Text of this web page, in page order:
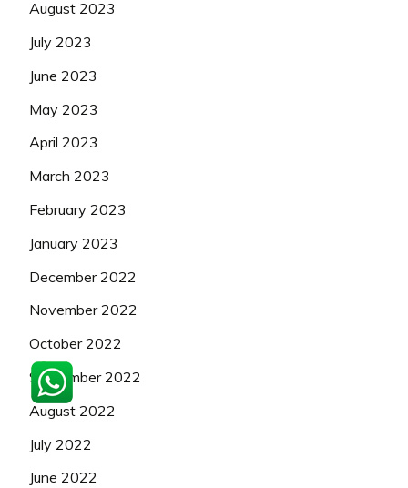
August 2023
July 2023
June 2023
May 2023
April 2023
March 2023
February 2023
January 2023
December 2022
November 2022
October 2022
September 2022
August 2022
July 2022
June 2022